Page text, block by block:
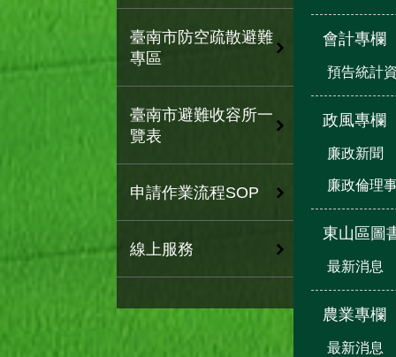
臺南市防空疏散避難
專區
臺南市避難收容所一
覽表
申請作業流程SOP
線上服務
會計專欄
預告統計
政風專欄
廉政新聞
廉政倫理
東山區圖
最新消息
農業專欄
最新消息